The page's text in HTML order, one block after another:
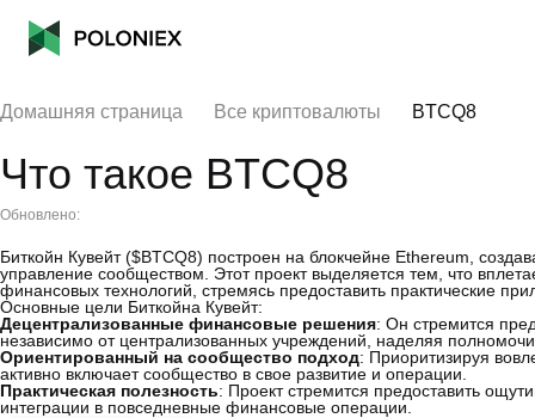
Домашняя страница Все криптовалюты BTCQ8
Что такое BTCQ8
Обновлено:
Биткойн Кувейт ($BTCQ8) построен на блокчейне Ethereum,
управление сообществом. Этот проект выделяется тем, что
финансовых технологий, стремясь предоставить практические
Основные цели Биткойна Кувейт:
Децентрализованные финансовые решения: Он стремится
независимо от централизованных учреждений, наделяя
Ориентированный на сообщество подход: Приоритизируя
активно включает сообщество в свое развитие и операции.
Практическая полезность: Проект стремится предоставить
интеграции в повседневные финансовые операции.